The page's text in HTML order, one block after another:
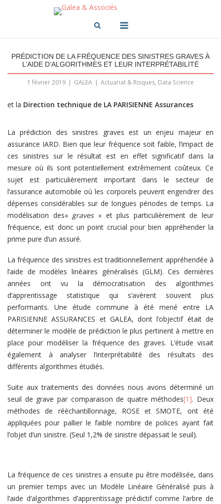
PRÉDICTION DE LA FRÉQUENCE DES SINISTRES GRAVES À
L’AIDE D’ALGORITHMES ET LEUR INTERPRÉTABILITÉ
1 février 2019 GALEA Actuariat & Risques, Data Science
et la Direction technique de LA PARISIENNE Assurances
La prédiction des sinistres graves est un enjeu majeur en
assurance IARD. Bien que leur fréquence soit faible, l’impact de
ces sinistres sur le résultat est en effet significatif dans la
mesure où ils sont potentiellement extrêmement coûteux. Ce
sujet est particulièrement important dans le secteur de
l’assurance automobile où les corporels peuvent engendrer des
dépenses considérables sur de longues périodes de temps. La
modélisation des«graves» et plus particulièrement de leur
fréquence, est donc un point crucial pour bien appréhender la
prime pure d’un assuré.
La fréquence des sinistres est traditionnellement appréhendée à
l’aide de modèles linéaires généralisés (GLM). Ces dernières
années ont vu la démocratisation des algorithmes
d’apprentissage statistique qui s’avèrent souvent plus
performants. Une étude commune à été mené entre LA
PARISIENNE ASSURANCES et GALEA, dont l’objectif était de
déterminer le modèle de prédiction le plus pertinent à mettre en
place pour modéliser la fréquence des graves. L’étude visait
également à analyser l’interprétabilité des résultats des
différents algorithmes étudiés.
Suite aux traitements des données nous avons déterminé un
seuil de grave par comparaison de quatre méthodes[1]. Deux
méthodes de rééchantillonnage, ROSE et SMOTE, ont été
appliquées pour pallier le faible nombre de polices ayant fait
l’objet d’un sinistre. (Seul 1,2% de sinistre dépassait le seuil).
La fréquence de ces sinistres a ensuite pu être modélisée, dans
un premier temps avec un Modèle Linéaire Généralisé puis à
l’aide d’algorithmes d’apprentissage prédictif comme l’arbre de